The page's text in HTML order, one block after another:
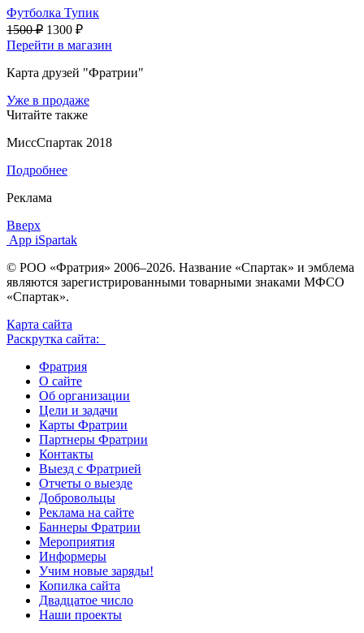
Футболка Тупик
1500 ₽ 1300 ₽
Перейти в магазин
Карта друзей "Фратрии"
Уже в продаже
Читайте также
МиссСпартак 2018
Подробнее
Реклама
Вверх
App iSpartak
© РОО «Фратрия» 2006–2026. Название «Спартак» и эмблема
являются зарегистрированными товарными знаками МФСО
«Спартак».
Карта сайта
Раскрутка сайта:
Фратрия
О сайте
Об организации
Цели и задачи
Карты Фратрии
Партнеры Фратрии
Контакты
Выезд с Фратрией
Отчеты о выезде
Добровольцы
Реклама на сайте
Баннеры Фратрии
Мероприятия
Информеры
Учим новые заряды!
Копилка сайта
Двадцатое число
Наши проекты